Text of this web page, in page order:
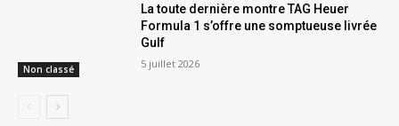
Non classé
La toute dernière montre TAG Heuer
Formula 1 s’offre une somptueuse livrée
Gulf
5 juillet 2026